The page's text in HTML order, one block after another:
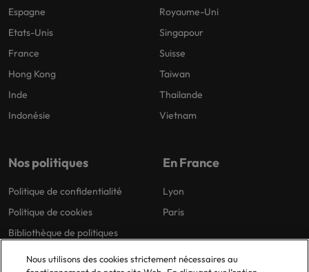
Espagne
Etats-Unis
France
Hong Kong
Inde
Indonésie
Royaume-Uni
Singapour
Suisse
Taiwan
Thailande
Vietnam
Nos politiques
Politique de confidentialité
Politique de cookies
Bibliothèque de politiques
En France
Lyon
Paris
Nous utilisons des cookies strictement nécessaires au